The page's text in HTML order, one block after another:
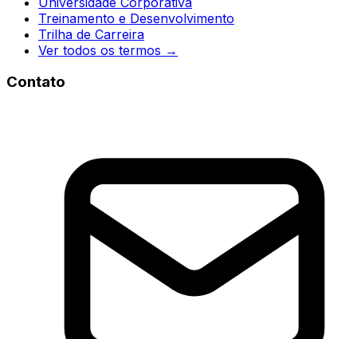
Treinamento e Desenvolvimento
Trilha de Carreira
Ver todos os termos →
Contato